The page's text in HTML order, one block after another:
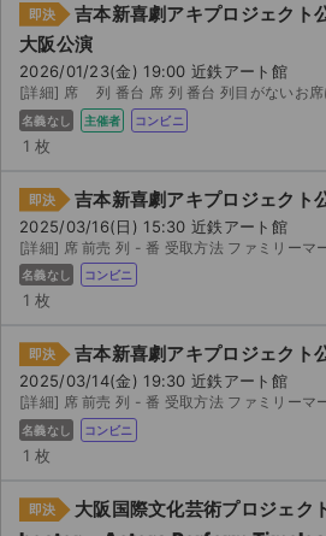
即決
吉本新喜劇アキプロジェクト
大阪公演
2026/01/23(金) 19:00 近鉄アート館
[詳細] 席 列 番台 席 列 番台 列目がないお席
名義なし 主催者 コンビニ
1 枚
即決 吉本新喜劇アキプロジェクト
2025/03/16(日) 15:30 近鉄アート館
[詳細] 席 前売 列 - 番 受取方法 ファミリーマ
名義なし コンビニ
1 枚
即決 吉本新喜劇アキプロジェクト
2025/03/14(金) 19:30 近鉄アート館
[詳細] 席 前売 列 - 番 受取方法 ファミリーマ
名義なし コンビニ
1 枚
即決
大阪国際文化芸術プロジェ